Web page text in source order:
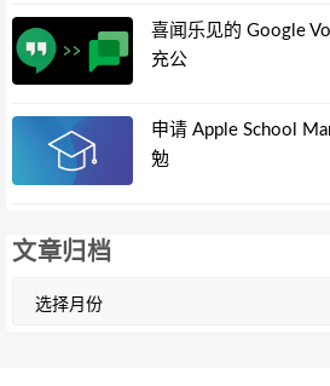
喜闻乐见的 Google
充公
申请 Apple School
勉
文章归档